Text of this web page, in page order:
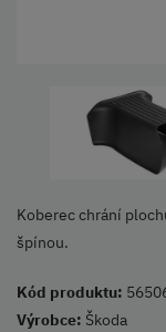
Koberec chrání
špínou.
Kód produktu:
Výrobce: Škoda